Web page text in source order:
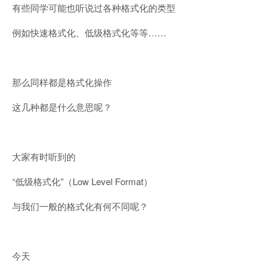
有些同学可能也听说过各种格式化的类型
例如快速格式化、低级格式化等等……
那么同样都是格式化操作
这几种都是什么意思呢？
大家有时听到的
“低级格式化”（Low Level Format）
与我们一般的格式化有何不同呢？
今天